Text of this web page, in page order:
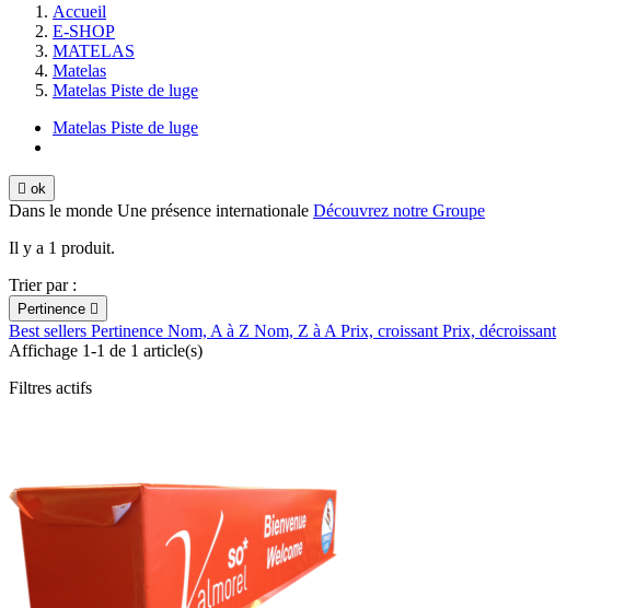
Accueil
E-SHOP
MATELAS
Matelas
Matelas Piste de luge
Matelas Piste de luge
 ok
Dans le monde Une présence internationale Découvrez notre Groupe
Il y a 1 produit.
Trier par :
Pertinence 
Best sellers Pertinence Nom, A à Z Nom, Z à A Prix, croissant Prix, décroissant
Affichage 1-1 de 1 article(s)
Filtres actifs